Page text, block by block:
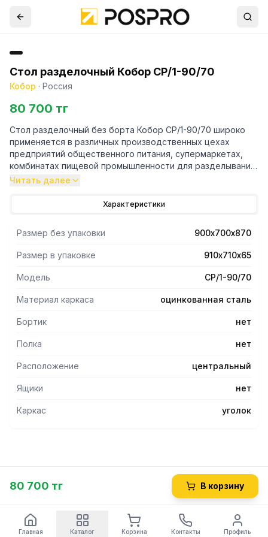
Стол разделочный Кобор СР/1-90/70
Кобор · Россия
80 700 тг
Стол разделочный без борта Кобор СР/1-90/70 широко
применяется в различных производственных цехах
предприятий общественного питания, супермаркетах,
комбинатах пищевой промышленности для разделывания
и обработки пищевых продуктов, а также в качестве
сторон.
- Столешница стола изготовлена из нержавеющей стали
aisi 430 и усилена с внутренней стороны листом
ламинированной древесно-стружечной плитой толщиной
столешницы.
уголка 40х40 мм из оцинкованной стали.
позволяющие устранять неровности пола.
для облегчения транспортировки.
Читать далее
Характеристики
Размер без упаковки 900х700х870
Размер в упаковке 910х710х65
Модель СР/1-90/70
Материал каркаса оцинкованная сталь
Бортик нет
Полка нет
Расположение центральный
Ящики нет
Каркас уголок
80 700 тг В корзину
Главная Каталог Корзина Контакты Профиль